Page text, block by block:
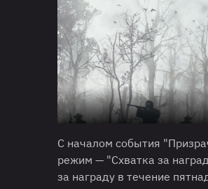
С началом события
режим — "Схватка за
за награду в течение